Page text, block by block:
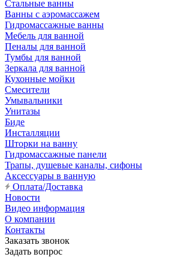
Стальные ванны
Ванны с аэромассажем
Гидромассажные ванны
Мебель для ванной
Пеналы для ванной
Тумбы для ванной
Зеркала для ванной
Кухонные мойки
Смесители
Умывальники
Унитазы
Биде
Инсталляции
Шторки на ванну
Гидромассажные панели
Трапы, душевые каналы, сифоны
Аксессуары в ванную
Оплата/Доставка
Новости
Видео информация
О компании
Контакты
Заказать звонок
Задать вопрос